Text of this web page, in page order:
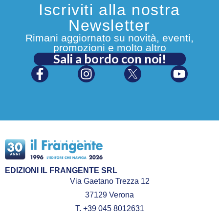
Iscriviti alla nostra
Newsletter
Rimani aggiornato su novità, eventi,
promozioni e molto altro
Sali a bordo con noi!
EDIZIONI IL FRANGENTE SRL
Via Gaetano Trezza 12
37129 Verona
T. +39 045 8012631